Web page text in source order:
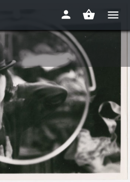
sac
EN LIGNE, GRATUIT
Presse Acheter le DVD